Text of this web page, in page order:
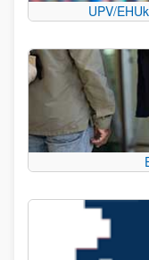
UPV/